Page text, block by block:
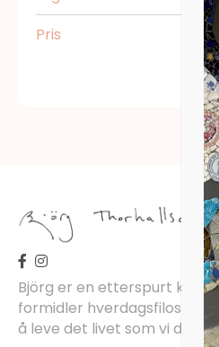
Pris
Björg er en etterspurt
formidler hverdagsfilosofi,
å leve det livet som vi